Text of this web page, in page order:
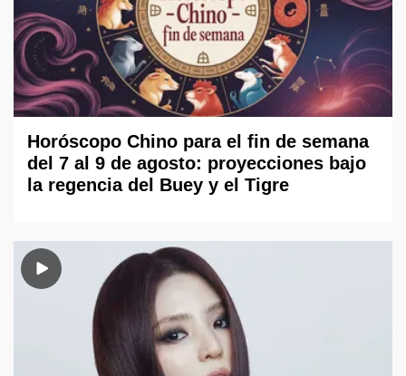
Horóscopo Chino para el fin de semana
del 7 al 9 de agosto: proyecciones bajo
la regencia del Buey y el Tigre